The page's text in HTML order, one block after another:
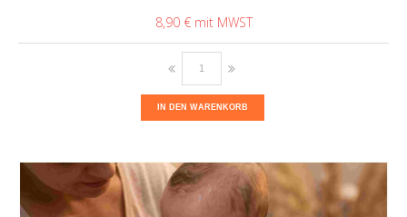
8,90 €
IN DEN WARENKORB